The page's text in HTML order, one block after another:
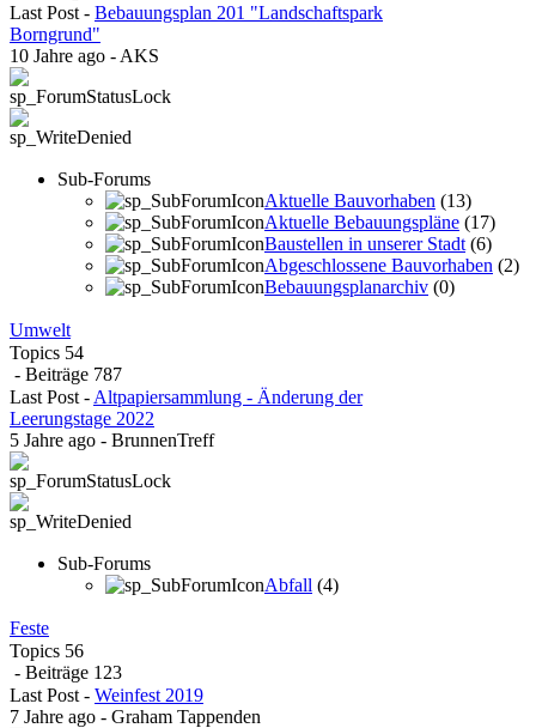
Last Post - Bebauungsplan 201 "Landschaftspark
Borngrund"
10 Jahre ago - AKS
Sub-Forums
Aktuelle Bauvorhaben (13)
Aktuelle Bebauungspläne (17)
Baustellen in unserer Stadt (6)
Abgeschlossene Bauvorhaben (2)
Bebauungsplanarchiv (0)
Umwelt
Topics 54
- Beiträge 787
Last Post - Altpapiersammlung - Änderung der
Leerungstage 2022
5 Jahre ago - BrunnenTreff
Sub-Forums
Abfall (4)
Feste
Topics 56
- Beiträge 123
Last Post - Weinfest 2019
7 Jahre ago - Graham Tappenden